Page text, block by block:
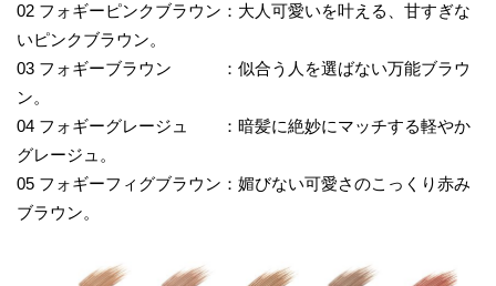
02 フォギーピンクブラウン：大人可愛いを叶える、甘すぎな
いピンクブラウン。
03 フォギーブラウン ：似合う人を選ばない万能ブラウ
ン。
04 フォギーグレージュ ：暗髪に絶妙にマッチする軽やか
グレージュ。
05 フォギーフィグブラウン：媚びない可愛さのこっくり赤み
ブラウン。